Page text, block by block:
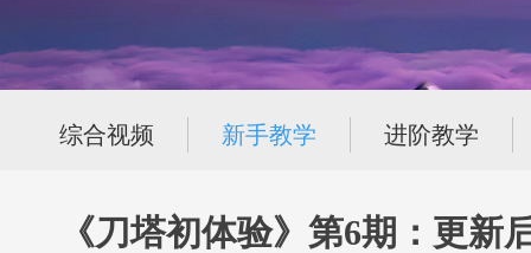
综合视频 新手教学 进阶教学
《刀塔初体验》第6期：更